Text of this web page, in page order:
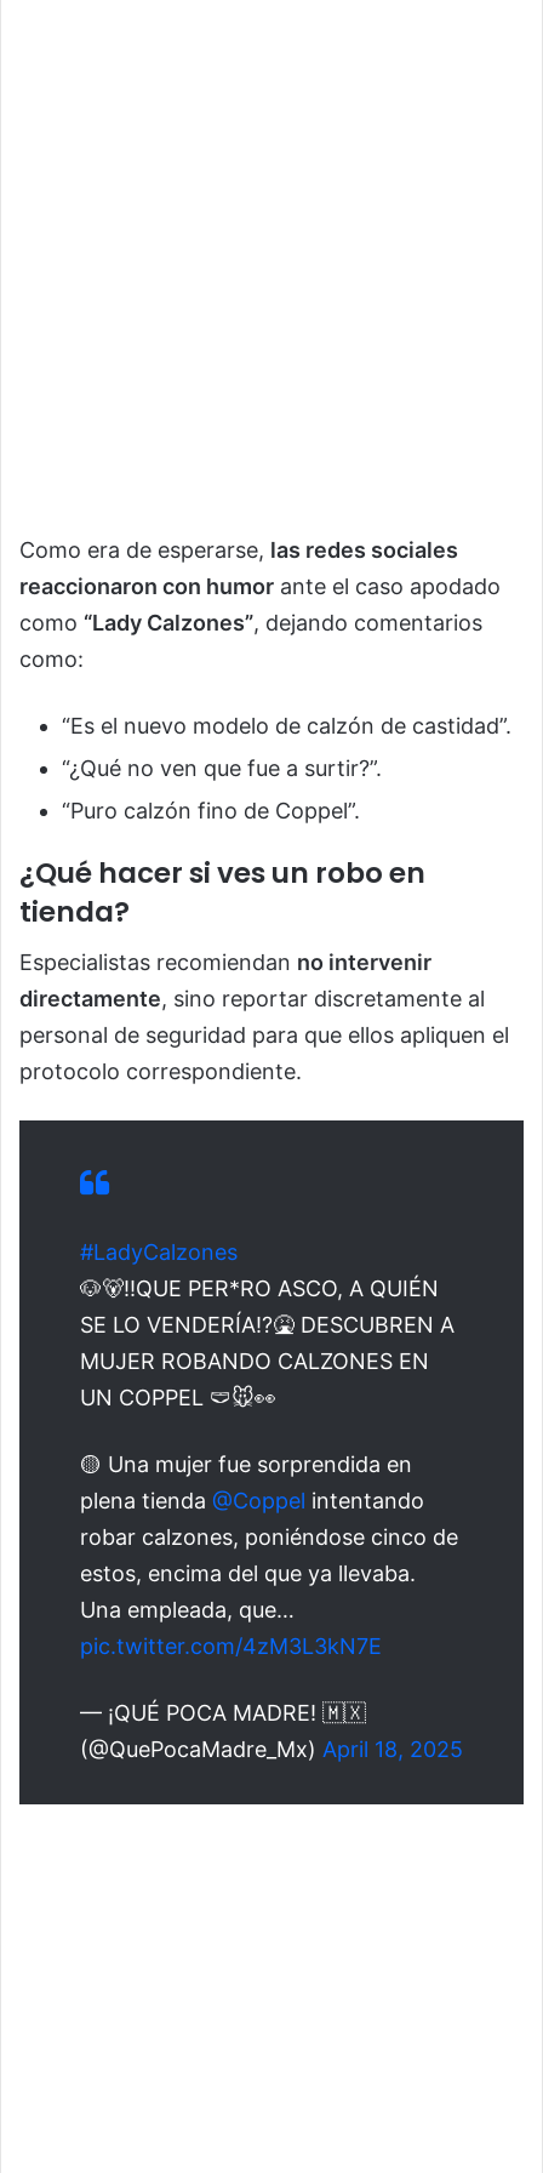
Como era de esperarse, las redes sociales
reaccionaron con humor ante el caso apodado
como “Lady Calzones”, dejando comentarios
como:
“Es el nuevo modelo de calzón de castidad”.
“¿Qué no ven que fue a surtir?”.
“Puro calzón fino de Coppel”.
¿Qué hacer si ves un robo en
tienda?
Especialistas recomiendan no intervenir
directamente, sino reportar discretamente al
personal de seguridad para que ellos apliquen el
protocolo correspondiente.
#LadyCalzones
🐶🐻‼️QUE PER*RO ASCO, A QUIÉN
SE LO VENDERÍA⁉️🤮 DESCUBREN A
MUJER ROBANDO CALZONES EN
UN COPPEL 🩲🐭👀
🟡 Una mujer fue sorprendida en
plena tienda @Coppel intentando
robar calzones, poniéndose cinco de
estos, encima del que ya llevaba.
Una empleada, que…
pic.twitter.com/4zM3L3kN7E
— ¡QUÉ POCA MADRE! 🇲🇽
(@QuePocaMadre_Mx) April 18, 2025